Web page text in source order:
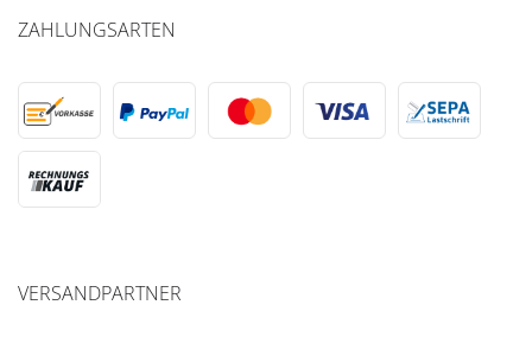
ZAHLUNGSARTEN
VERSANDPARTNER